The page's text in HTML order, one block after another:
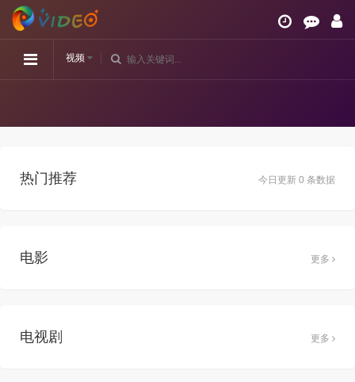
视频
今日更新 0 条数据
热门推荐
电影 更多
电视剧 更多